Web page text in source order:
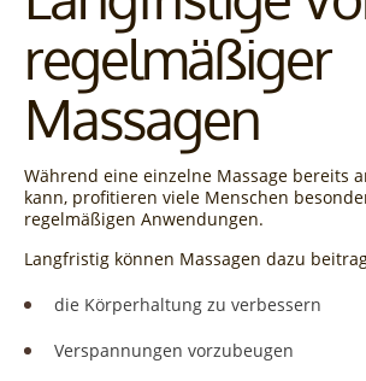
regelmäßiger
Massagen
Während eine einzelne Massage bereits
kann, profitieren viele Menschen
regelmäßigen Anwendungen.
Langfristig können Massagen dazu
die Körperhaltung zu verbessern
Verspannungen vorzubeugen